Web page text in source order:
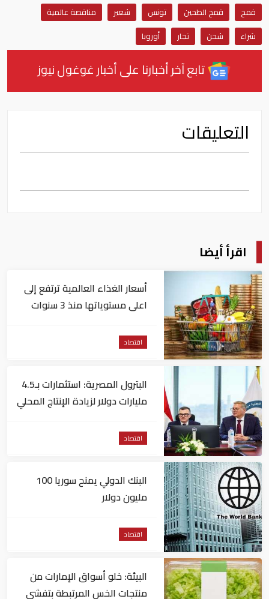
قمح قمح الطحين تونس شعير
مناقصة عالمية
شراء
شحن تجار أوروبا
تابع آخر أخبارنا على أخبار غوغول نيوز
التعليقات
اقرأ أيضا
أسعار الغذاء العالمية ترتفع إلى
اعلى مستوياتها منذ 3 سنوات
اقتصاد
البترول المصرية: استثمارات بـ4.5
مليارات دولار لزيادة الإنتاج المحلي
اقتصاد
البنك الدولي يمنح سوريا 100
مليون دولار
اقتصاد
البيئة: خلو أسواق الإمارات من
منتجات الخس المرتبطة بتفشي